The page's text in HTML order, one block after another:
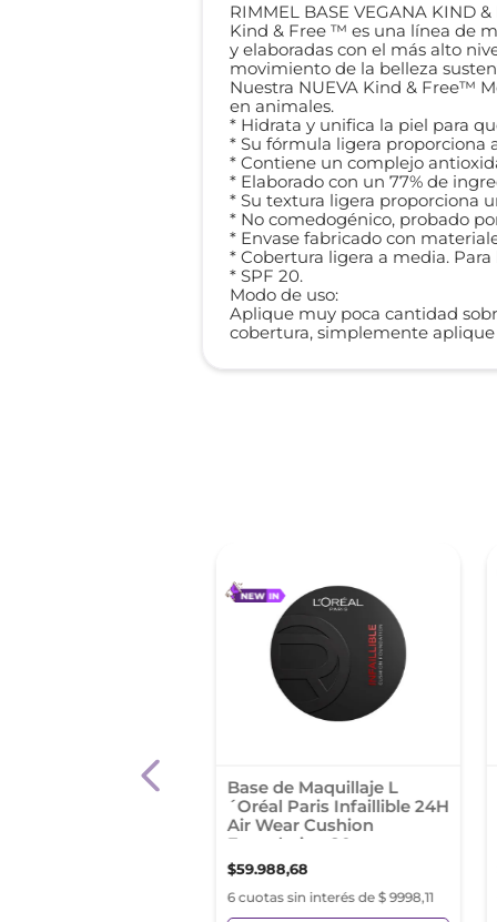
RIMMEL BASE VEGANA KIND &
Kind & Free ™ es una línea de
y elaboradas con el más alto
movimiento de la belleza
Nuestra NUEVA Kind & Free™
en animales.
* Hidrata y unifica la piel para
* Su fórmula ligera proporciona
* Contiene un complejo
* Elaborado con un 77% de
* Su textura ligera proporciona
* No comedogénico, probado
* Envase fabricado con
* Cobertura ligera a media.
* SPF 20.
Modo de uso:
Aplique muy poca cantidad
cobertura, simplemente
Maquillaje L'Oréal
Base de Maquillaje L
´Oréal Paris Infaillible 24H
Air Wear Cushion
Foundation 20
$59.988,68
6 cuotas sin interés de $ 9998,11